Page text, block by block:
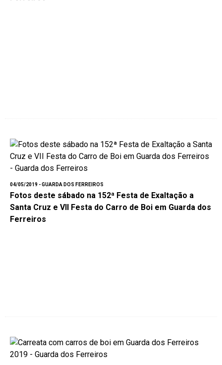
04/05/2019 - GUARDA DOS FERREIROS
Fotos deste sábado na 152ª Festa de Exaltação a
Santa Cruz e VII Festa do Carro de Boi em Guarda dos
Ferreiros